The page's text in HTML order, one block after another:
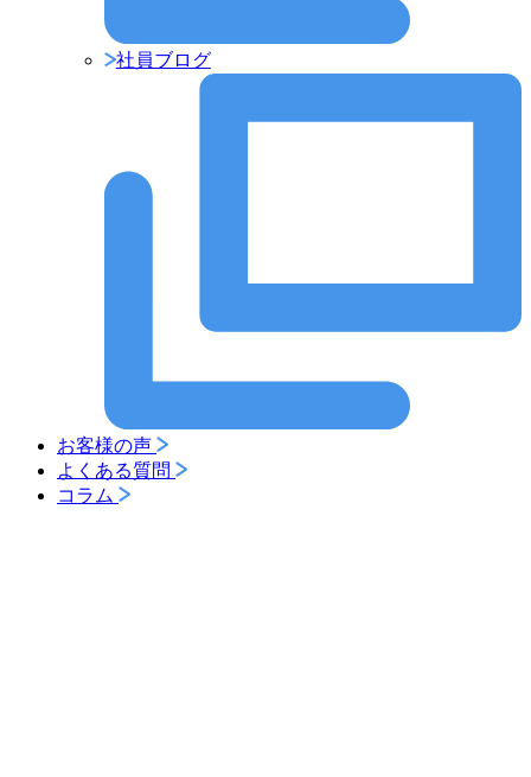
社員ブログ
お客様の声
よくある質問
コラム